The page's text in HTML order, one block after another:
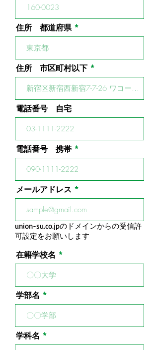
住所 都道府県
住所 市区町村以下
電話番号 自宅
電話番号 携帯
メールアドレス
union-su.co.jpのドメインからの受信許
可設定をお願いします
在籍学校名
学部名
学科名